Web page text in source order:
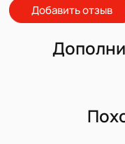
Добавить отзыв